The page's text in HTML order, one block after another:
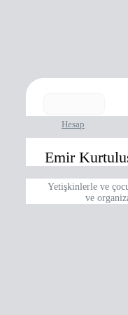
Hesap
Emir
Yetişkinlerle ve
ve